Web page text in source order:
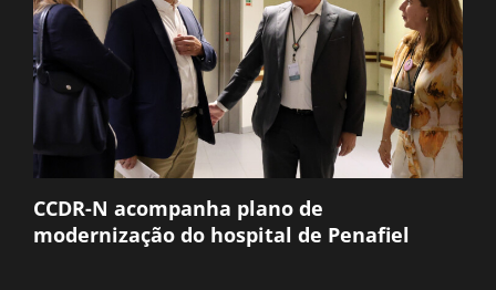
CCDR-N acompanha plano de
modernização do hospital de Penafiel